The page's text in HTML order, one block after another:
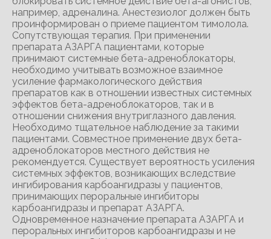
например, адреналина. Анестезиолог должен быть
проинформирован о приеме пациентом тимолола.
Сопутствующая терапия. При применении
препарата АЗАРГА пациентами, которые
принимают системные бета-адреноблокаторы,
необходимо учитывать возможное взаимное
усиление фармакологического действия
препаратов как в отношении известных системных
эффектов бета-адреноблокаторов, так и в
отношении снижения внутриглазного давления.
Необходимо тщательное наблюдение за такими
пациентами. Совместное применение двух бета-
адреноблокаторов местного действия не
рекомендуется. Существует вероятность усиления
системных эффектов, возникающих вследствие
ингибирования карбоангидразы у пациентов,
принимающих пероральные ингибиторы
карбоангидразы и препарат АЗАРГА.
Одновременное назначение препарата АЗАРГА и
пероральных ингибиторов карбоангидразы и не